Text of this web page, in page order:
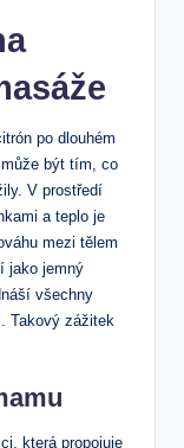
po dlouhém
být tím, co
V prostředí
a‍ teplo je
mezi⁤ tělem‍
jako jemný
‍všechny
Takový zážitek‌
která propojuje